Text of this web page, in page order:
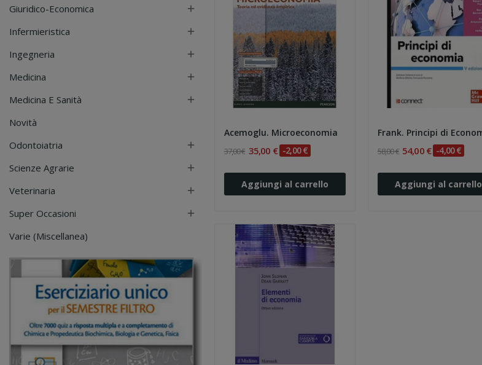
Giuridico-Economica 
Infermieristica 
Ingegneria 
Medicina 
Medicina E Sanità 
Novità
Odontoiatria

Scienze Agrarie 
Veterinaria 
Super Occasioni 
Varie (Miscellanea)
Acemoglu. Microeconomia
37,00 € 35,00 € -2,00 €
Aggiungi al carrello
58,00 € 54,00 € -4,00 €
Aggiungi al carrello